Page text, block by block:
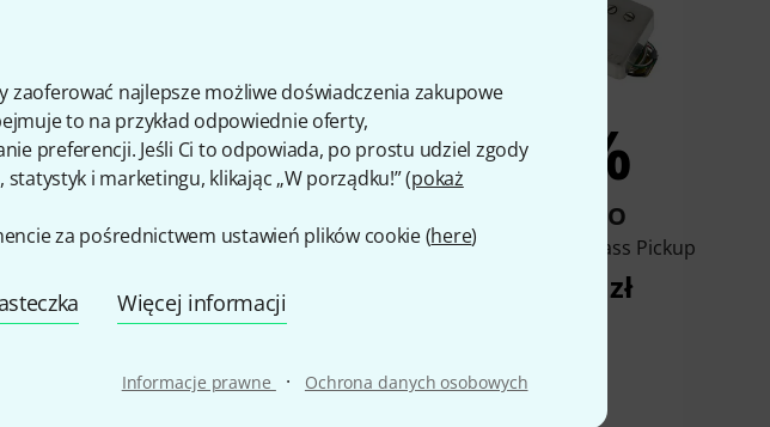
zaoferować najlepsze możliwe doświadczenia zakupowe
to na przykład odpowiednie oferty,
preferencji. Jeśli Ci to odpowiada, po prostu udziel zgody
i marketingu, klikając „W porządku!” (pokaż
za pośrednictwem ustawień plików cookie (here)
Więcej informacji
Informacje prawne · Ochrona danych osobowych
3%
Seymour Duncan SH2N-4C BLK
466 zł
3%
KUPIŁO
PRS 58/15 LT Bass Pickup
1 099 zł